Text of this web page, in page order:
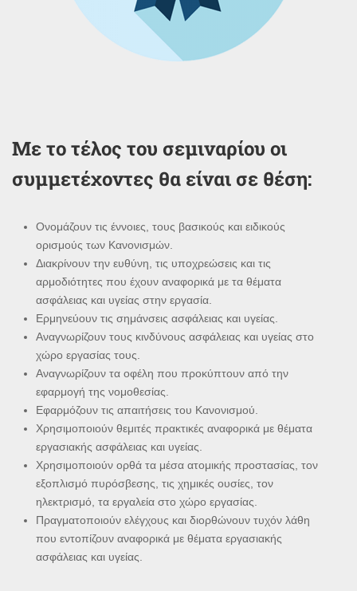
Με το τέλος του σεμιναρίου οι
συμμετέχοντες θα είναι σε θέση:
Ονομάζουν τις έννοιες, τους βασικούς και ειδικούς
ορισμούς των Κανονισμών.
Διακρίνουν την ευθύνη, τις υποχρεώσεις και τις
αρμοδιότητες που έχουν αναφορικά με τα θέματα
ασφάλειας και υγείας στην εργασία.
Ερμηνεύουν τις σημάνσεις ασφάλειας και υγείας.
Αναγνωρίζουν τους κινδύνους ασφάλειας και υγείας στο
χώρο εργασίας τους.
Αναγνωρίζουν τα οφέλη που προκύπτουν από την
εφαρμογή της νομοθεσίας.
Εφαρμόζουν τις απαιτήσεις του Κανονισμού.
Χρησιμοποιούν θεμιτές πρακτικές αναφορικά με θέματα
εργασιακής ασφάλειας και υγείας.
Χρησιμοποιούν ορθά τα μέσα ατομικής προστασίας, τον
εξοπλισμό πυρόσβεσης, τις χημικές ουσίες, τον
ηλεκτρισμό, τα εργαλεία στο χώρο εργασίας.
Πραγματοποιούν ελέγχους και διορθώνουν τυχόν λάθη
που εντοπίζουν αναφορικά με θέματα εργασιακής
ασφάλειας και υγείας.